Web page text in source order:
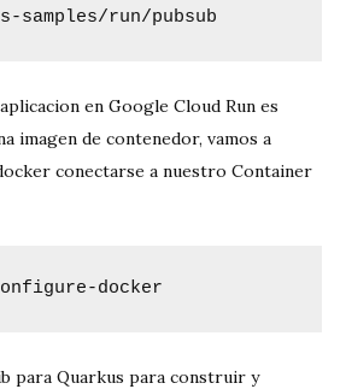
samples/run/pubsub
en Google Cloud Run es
imagen de contenedor, vamos a
conectarse a nuestro Container
docker
para Quarkus para construir y